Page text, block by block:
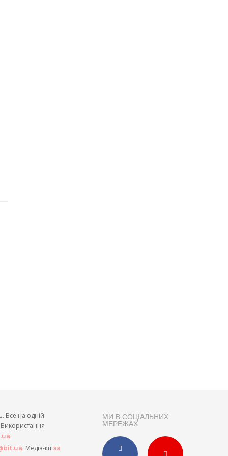
МИ В СОЦІАЛЬНИХ
МЕРЕЖАХ
Все на одній
Використання
.
. Медіа-кіт за